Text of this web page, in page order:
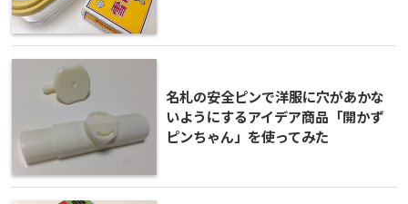
名札の安全ピンで洋服に穴があかな
いようにするアイデア商品「開かず
ピンちゃん」を使ってみた